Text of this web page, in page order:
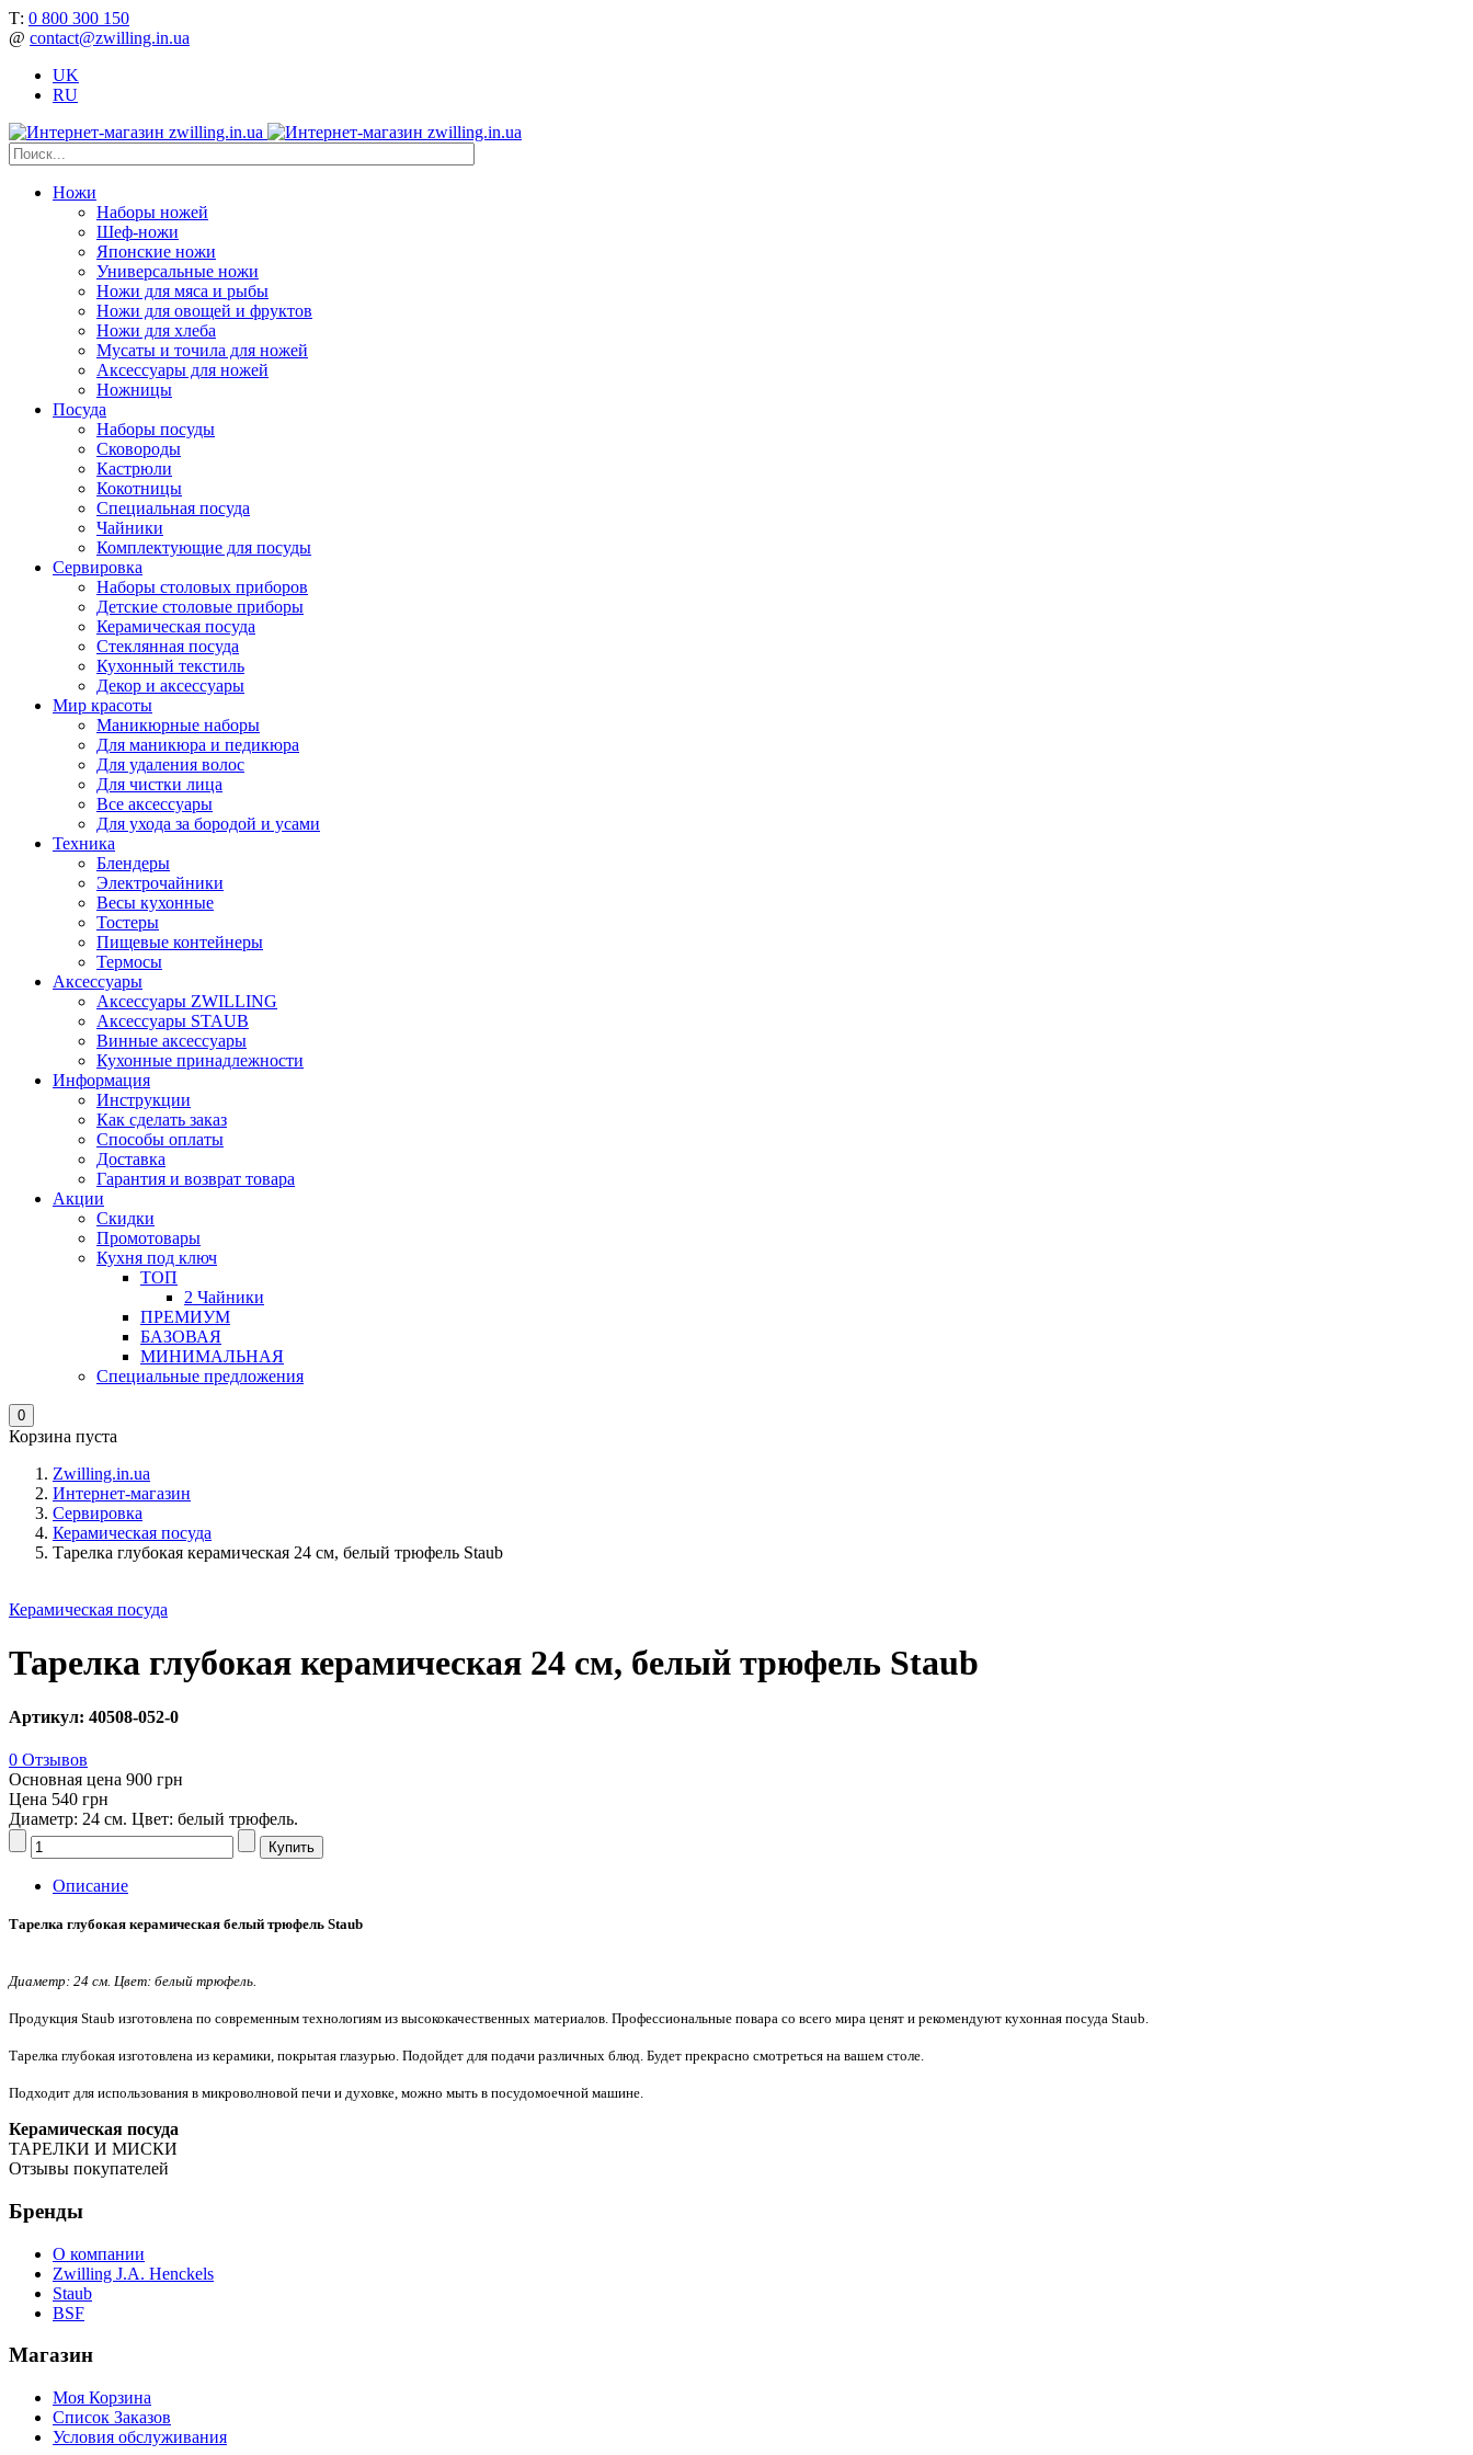
Т: 0 800 300 150
@ contact@zwilling.in.ua
UK
RU
Ножи
Наборы ножей
Шеф-ножи
Японские ножи
Универсальные ножи
Ножи для мяса и рыбы
Ножи для овощей и фруктов
Ножи для хлеба
Мусаты и точила для ножей
Аксессуары для ножей
Ножницы
Посуда
Наборы посуды
Сковороды
Кастрюли
Кокотницы
Специальная посуда
Чайники
Комплектующие для посуды
Сервировка
Наборы столовых приборов
Детские столовые приборы
Керамическая посуда
Стеклянная посуда
Кухонный текстиль
Декор и аксессуары
Мир красоты
Маникюрные наборы
Для маникюра и педикюра
Для удаления волос
Для чистки лица
Все аксессуары
Для ухода за бородой и усами
Техника
Блендеры
Электрочайники
Весы кухонные
Тостеры
Пищевые контейнеры
Термосы
Аксессуары
Аксессуары ZWILLING
Аксессуары STAUB
Винные аксессуары
Кухонные принадлежности
Информация
Инструкции
Как сделать заказ
Способы оплаты
Доставка
Гарантия и возврат товара
Акции
Скидки
Промотовары
Кухня под ключ
ТОП
2 Чайники
ПРЕМИУМ
БАЗОВАЯ
МИНИМАЛЬНАЯ
Специальные предложения
0
Корзина пуста
Zwilling.in.ua
Интернет-магазин
Сервировка
Керамическая посуда
Тарелка глубокая керамическая 24 см, белый трюфель Staub
Керамическая посуда
Тарелка глубокая керамическая 24 см, белый трюфель Staub
Артикул: 40508-052-0
0 Отзывов
Основная цена 900 грн
Цена 540 грн
Диаметр: 24 см. Цвет: белый трюфель.
Описание
Тарелка глубокая керамическая белый трюфель Staub
Диаметр: 24 см. Цвет: белый трюфель.
Продукция Staub изготовлена по современным технологиям из высококачественных материалов. Профессиональные повара со всего мира ценят и рекомендуют кухонная посуда Staub.
Тарелка глубокая изготовлена из керамики, покрытая глазурью. Подойдет для подачи различных блюд. Будет прекрасно смотреться на вашем столе.
Подходит для использования в микроволновой печи и духовке, можно мыть в посудомоечной машине.
Керамическая посуда
ТАРЕЛКИ И МИСКИ
Отзывы покупателей
Бренды
О компании
Zwilling J.A. Henckels
Staub
BSF
Магазин
Моя Корзина
Список Заказов
Условия обслуживания